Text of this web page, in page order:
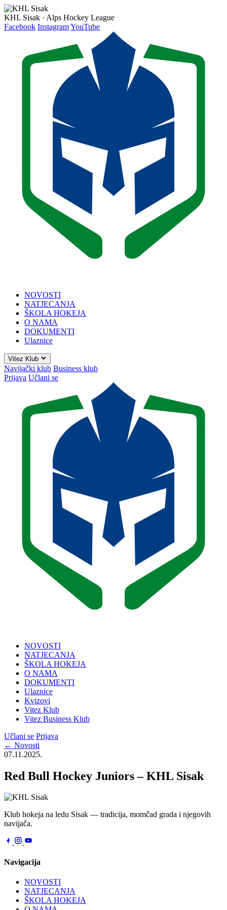
KHL Sisak · Alps Hockey League
Facebook InstagramYouTube
NOVOSTI
NATJECANJA
ŠKOLA HOKEJA
O NAMA
DOKUMENTI
Ulaznice
Vitez Klub
Navijački klub Business klub
Prijava Učlani se
NOVOSTI
NATJECANJA
ŠKOLA HOKEJA
O NAMA
DOKUMENTI
Ulaznice
Kvizovi
Vitez Klub
Vitez Business Klub
Učlani se Prijava
← Novosti
07.11.2025.
Red Bull Hockey Juniors – KHL Sisak
Klub hokeja na ledu Sisak — tradicija, momčad grada i njegovih
navijača.
Navigacija
NOVOSTI
NATJECANJA
ŠKOLA HOKEJA